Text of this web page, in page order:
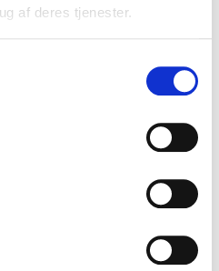
af deres tjenester.